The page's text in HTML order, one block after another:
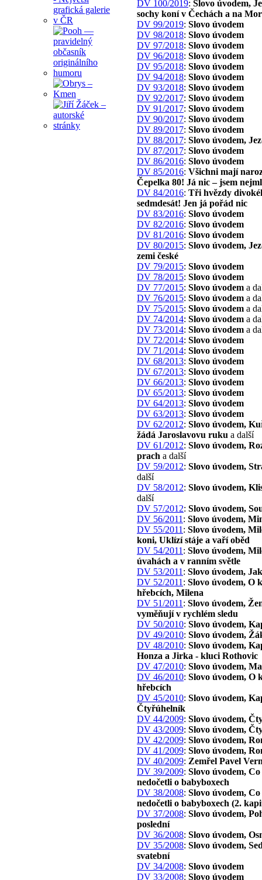
DV 100/2019: Slovo úvodem,
sochy koní v Čechách a na
DV 99/2019: Slovo úvodem
DV 98/2018: Slovo úvodem
DV 97/2018: Slovo úvodem
DV 96/2018: Slovo úvodem
DV 95/2018: Slovo úvodem
DV 94/2018: Slovo úvodem
DV 93/2018: Slovo úvodem
DV 92/2017: Slovo úvodem
DV 91/2017: Slovo úvodem
DV 90/2017: Slovo úvodem
DV 89/2017: Slovo úvodem
DV 88/2017: Slovo úvodem,
DV 87/2017: Slovo úvodem
DV 86/2016: Slovo úvodem
DV 85/2016: Všichni mají
Čepelka 80! Já nic – jsem
DV 84/2016: Tři hvězdy
sedmdesát! Jen já pořád nic
DV 83/2016: Slovo úvodem
DV 82/2016: Slovo úvodem
DV 81/2016: Slovo úvodem
DV 80/2015: Slovo úvodem,
zemi české
DV 79/2015: Slovo úvodem
DV 78/2015: Slovo úvodem
DV 77/2015: Slovo úvodem a
DV 76/2015: Slovo úvodem a
DV 75/2015: Slovo úvodem a
DV 74/2014: Slovo úvodem a
DV 73/2014: Slovo úvodem a
DV 72/2014: Slovo úvodem
DV 71/2014: Slovo úvodem
DV 68/2013: Slovo úvodem
DV 67/2013: Slovo úvodem
DV 66/2013: Slovo úvodem
DV 65/2013: Slovo úvodem
DV 64/2013: Slovo úvodem
DV 63/2013: Slovo úvodem
DV 62/2012: Slovo úvodem,
žádá Jaroslavovu ruku a další
DV 61/2012: Slovo úvodem,
prach a další
DV 59/2012: Slovo úvodem,
další
DV 58/2012: Slovo úvodem,
další
DV 57/2012: Slovo úvodem,
DV 56/2011 : Slovo úvodem,
DV 55/2011 : Slovo úvodem,
koni, Uklízí stáje a vaří oběd
DV 54/2011 : Slovo úvodem,
úvahách a v ranním světle
DV 53/2011 : Slovo úvodem,
DV 52/2011 : Slovo úvodem, O
hřebcích, Milena
DV 51/2011 : Slovo úvodem,
vyměňují v rychlém sledu
DV 50/2010: Slovo úvodem,
DV 49/2010: Slovo úvodem,
DV 48/2010: Slovo úvodem,
Honza a Jirka - kluci Rothovic
DV 47/2010: Slovo úvodem,
DV 46/2010: Slovo úvodem, O
hřebcích
DV 45/2010: Slovo úvodem,
Čtyřúhelník
DV 44/2009: Slovo úvodem,
DV 43/2009: Slovo úvodem,
DV 42/2009: Slovo úvodem,
DV 41/2009: Slovo úvodem,
DV 40/2009: Zemřel Pavel
DV 39/2009: Slovo úvodem,
nedočetli o babyboxech
DV 38/2008: Slovo úvodem,
nedočetli o babyboxech (2.
DV 37/2008: Slovo úvodem,
poslední
DV 36/2008: Slovo úvodem,
DV 35/2008: Slovo úvodem,
svatební
DV 34/2008: Slovo úvodem
DV 33/2008: Slovo úvodem